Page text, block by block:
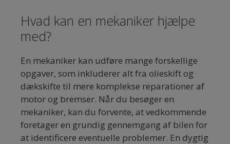
Hvad kan en mekaniker hjælpe
med?
En mekaniker kan udføre mange forskellige
opgaver, som inkluderer alt fra olieskift og
dækskifte til mere komplekse reparationer af
motor og bremser. Når du besøger en
mekaniker, kan du forvente, at vedkommende
foretager en grundig gennemgang af bilen for
at identificere eventuelle problemer. En dygtig